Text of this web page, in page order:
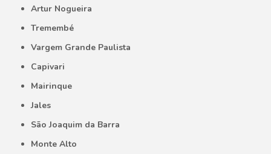
Artur Nogueira
Tremembé
Vargem Grande Paulista
Capivari
Mairinque
Jales
São Joaquim da Barra
Monte Alto